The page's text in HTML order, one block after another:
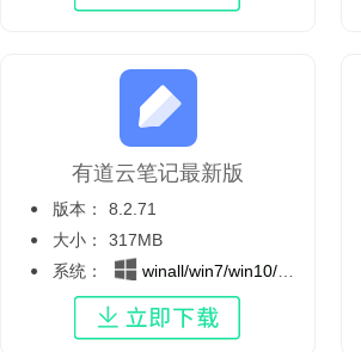
有道云笔记最新版
版本：
8.2.71
大小：
317MB
系统：
winall/win7/win10/win11